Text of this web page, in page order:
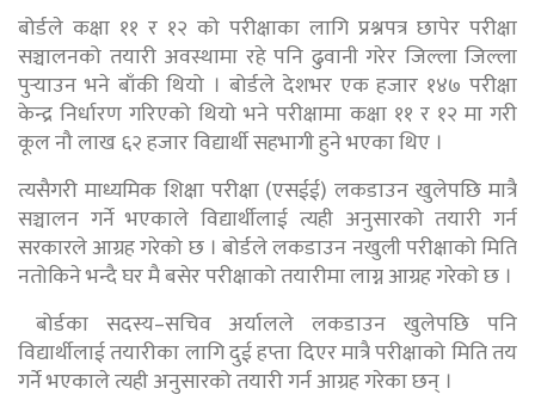
बोर्डले कक्षा ११ र १२ को परीक्षाका लागि प्रश्नपत्र छापेर परीक्षा
सञ्चालनको तयारी अवस्थामा रहे पनि ढुवानी गरेर जिल्ला जिल्ला
पुर्‍याउन भने बाँकी थियो । बोर्डले देशभर एक हजार १४७ परीक्षा
केन्द्र निर्धारण गरिएको थियो भने परीक्षामा कक्षा ११ र १२ मा गरी
कूल नौ लाख ६२ हजार विद्यार्थी सहभागी हुने भएका थिए ।
त्यसैगरी माध्यमिक शिक्षा परीक्षा (एसईई) लकडाउन खुलेपछि मात्रै
सञ्चालन गर्ने भएकाले विद्यार्थीलाई त्यही अनुसारको तयारी गर्न
सरकारले आग्रह गरेको छ । बोर्डले लकडाउन नखुली परीक्षाको मिति
नतोकिने भन्दै घर मै बसेर परीक्षाको तयारीमा लाग्न आग्रह गरेको छ ।
बोर्डका सदस्य–सचिव अर्यालले लकडाउन खुलेपछि पनि
विद्यार्थीलाई तयारीका लागि दुई हप्ता दिएर मात्रै परीक्षाको मिति तय
गर्ने भएकाले त्यही अनुसारको तयारी गर्न आग्रह गरेका छन् ।